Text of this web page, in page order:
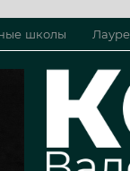
школы